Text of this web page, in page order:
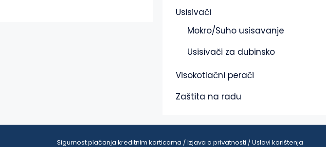
Usisivači
Mokro/Suho usisavanje
Usisivači za dubinsko
Visokotlačni perači
Zaštita na radu
Sigurnost plaćanja kreditnim karticama / Izjava o privatnosti / Uslovi korištenja